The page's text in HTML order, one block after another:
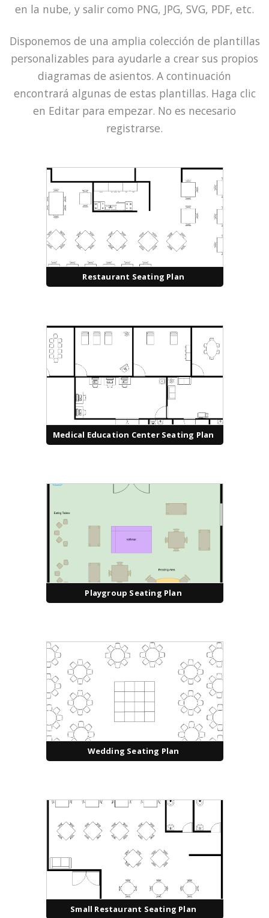
en la nube, y salir como PNG, JPG, SVG, PDF, etc.
Disponemos de una amplia colección de plantillas
personalizables para ayudarle a crear sus propios
diagramas de asientos. A continuación
encontrará algunas de estas plantillas. Haga clic
en Editar para empezar. No es necesario
registrarse.
Restaurant Seating Plan
Medical Education Center Seating Plan
Playgroup Seating Plan
Wedding Seating Plan
Small Restaurant Seating Plan